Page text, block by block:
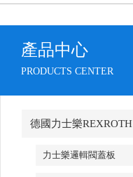
產品中心
PRODUCTS CENTER
德國力士樂REXROTH
力士樂邏輯閥蓋板